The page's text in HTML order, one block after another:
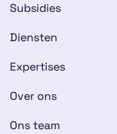
Subsidies
Diensten
Expertises
Over ons
Ons team